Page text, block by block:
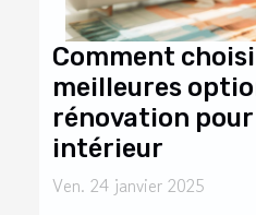
Comment
meilleures
rénovation
intérieur
Ven. 24 janvier 2025